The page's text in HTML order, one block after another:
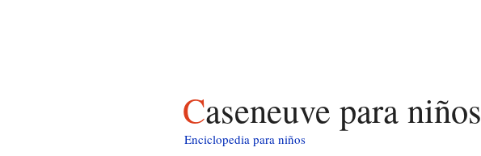
Caseneuve para niños
Enciclopedia para niños